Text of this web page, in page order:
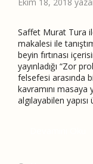
Saffet Murat Tura
makalesi ile
beyin fırtınası
yayınladığı “Zor
felsefesi arasında
kavramını masaya
algılayabilen